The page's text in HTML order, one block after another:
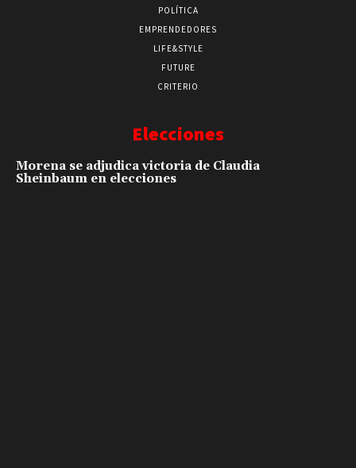
POLÍTICA
EMPRENDEDORES
LIFE&STYLE
FUTURE
CRITERIO
Elecciones
Morena se adjudica victoria de Claudia
Sheinbaum en elecciones